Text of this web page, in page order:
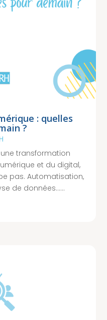
: quelles
?
transformation
et du digital,
pas. Automatisation,
de données......